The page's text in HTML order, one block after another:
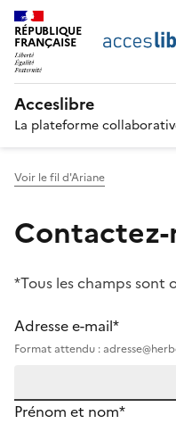
RÉPUBLIQUE
FRANÇAISE
Acceslibre
La plateforme
Voir le fil d'Ariane
Contactez-
*Tous les champs sont
Adresse e-mail*
Format attendu :
Prénom et nom*